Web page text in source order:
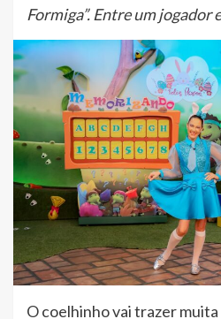
Formiga”. Entre um jogador
O coelhinho vai trazer